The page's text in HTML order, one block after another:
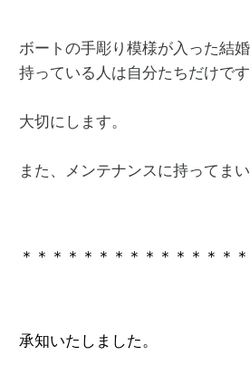
ボートの手彫り模様が入った結
持っている人は自分たちだけです
大切にします。
また、メンテナンスに持ってまい
＊＊＊＊＊＊＊＊＊＊＊＊＊＊＊
承知いたしました。